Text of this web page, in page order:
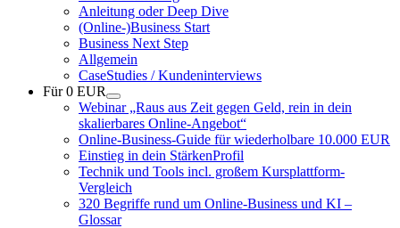
Anleitung oder Deep Dive
(Online-)Business Start
Business Next Step
Allgemein
CaseStudies / Kundeninterviews
Für 0 EUR
Webinar „Raus aus Zeit gegen Geld, rein in dein
skalierbares Online-Angebot“
Online-Business-Guide für wiederholbare 10.000 EUR
Einstieg in dein StärkenProfil
Technik und Tools incl. großem Kursplattform-
Vergleich
320 Begriffe rund um Online-Business und KI –
Glossar